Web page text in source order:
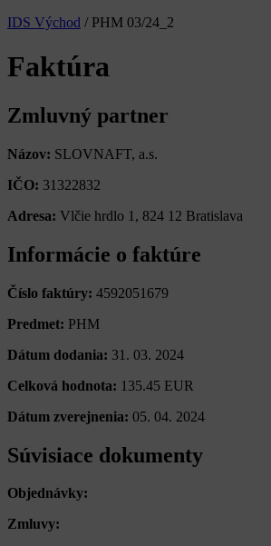
IDS Východ / PHM 03/24_2
Faktúra
Zmluvný partner
Názov: SLOVNAFT, a.s.
IČO: 31322832
Adresa: Vlčie hrdlo 1, 824 12 Bratislava
Informácie o faktúre
Číslo faktúry: 4592051679
Predmet: PHM
Dátum dodania: 31. 03. 2024
Celková hodnota: 135.45 EUR
Dátum zverejnenia: 05. 04. 2024
Súvisiace dokumenty
Objednávky:
Zmluvy: